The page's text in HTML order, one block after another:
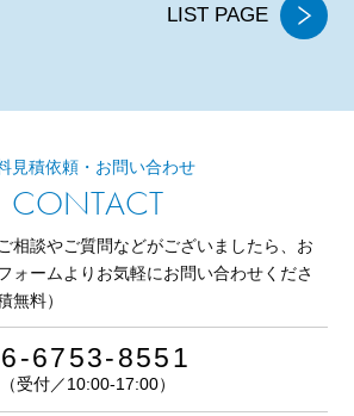
LIST PAGE
見積依頼・お問い合わせ
CONTACT
相談やご質問などがございましたら、 お
ォームよりお気軽にお問い合わせくださ
無料）
6753-8551
（受付／10:00-17:00）